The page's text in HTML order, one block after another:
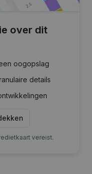
over dit
oogopslag
details
vereist.